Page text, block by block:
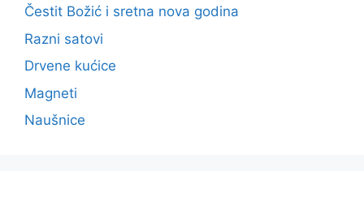
Čestit Božić i sretna nova godina
Razni satovi
Drvene kućice
Magneti
Naušnice